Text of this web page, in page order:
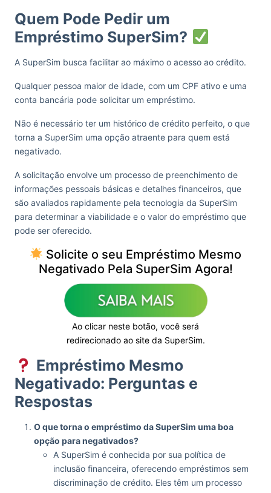
Quem Pode Pedir um
Empréstimo SuperSim?
A SuperSim busca facilitar ao máximo o acesso ao crédito.
Qualquer pessoa maior de idade, com um CPF ativo e uma
conta bancária pode solicitar um empréstimo.
Não é necessário ter um histórico de crédito perfeito, o que
torna a SuperSim uma opção atraente para quem está
negativado.
A solicitação envolve um processo de preenchimento de
informações pessoais básicas e detalhes financeiros, que
são avaliados rapidamente pela tecnologia da SuperSim
para determinar a viabilidade e o valor do empréstimo que
pode ser oferecido.
Solicite o seu Empréstimo Mesmo
Negativado Pela SuperSim Agora!
Ao clicar neste botão, você será
redirecionado ao site da SuperSim.
Empréstimo Mesmo
Negativado: Perguntas e
Respostas
O que torna o empréstimo da SuperSim uma boa
opção para negativados?
A SuperSim é conhecida por sua política de
inclusão financeira, oferecendo empréstimos sem
discriminação de crédito. Eles têm um processo